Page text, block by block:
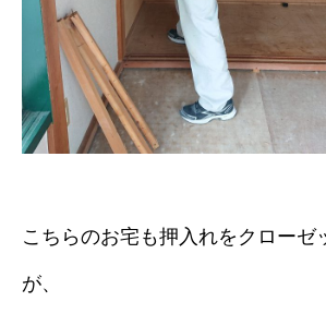
こちらのお宅も押入れをクローゼ
が、